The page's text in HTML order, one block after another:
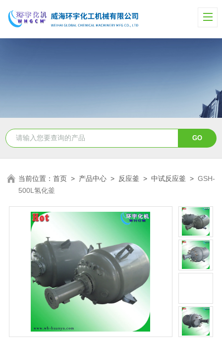
当前位置：首页 > 产品中心 > 反应釜 >中试反应釜 >GSH-
500L氢化釜